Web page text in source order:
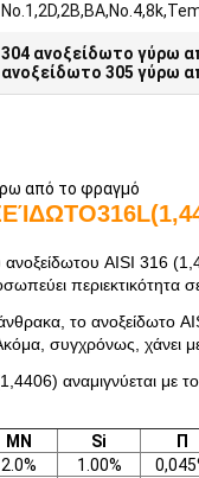
304 ανοξείδωτο γύρω
ανοξείδωτο 305 γύρω
από το φραγμό
AISI 316
περιεκτικότητα
το ανοξείδωτο
συγχρόνως, χάνει
αναμιγνύεται με
ΜΝ Si Π
2.0% 1.00%